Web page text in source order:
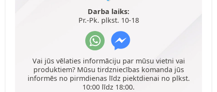
Darba laiks:
Pr.-Pk. plkst. 10-18
Vai jūs vēlaties informāciju par mūsu vietni vai
produktiem? Mūsu tirdzniecības komanda jūs
informēs no pirmdienas līdz piektdienai no plkst.
10:00 līdz 18:00.